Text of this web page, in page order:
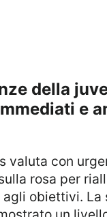
e
rosa per
obiettivi. La